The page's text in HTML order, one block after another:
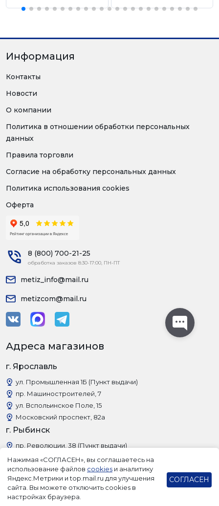
Информация
Контакты
Новости
О компании
Политика в отношении обработки персональных
данных
Правила торговли
Согласие на обработку персональных данных
Политика использования cookies
Оферта
8 (800) 700-21-25
обработка заказов 8:30-17:00, ПН-ПТ
metiz_info@mail.ru
metizcom@mail.ru
Адреса магазинов
г. Ярославль
ул. Промышленная 1Б (Пункт выдачи)
пр. Машиностроителей, 7
ул. Вспольинское Поле, 15
Московский проспект, 82а
г. Рыбинск
пр. Революции, 38 (Пункт выдачи)
Нажимая «СОГЛАСЕН», вы соглашаетесь на
использование файлов cookies и аналитику
Яндекс.Метрики и top.mail.ru для улучшения
сайта. Вы можете отключить cookies в
настройках браузера.
СОГЛАСЕН